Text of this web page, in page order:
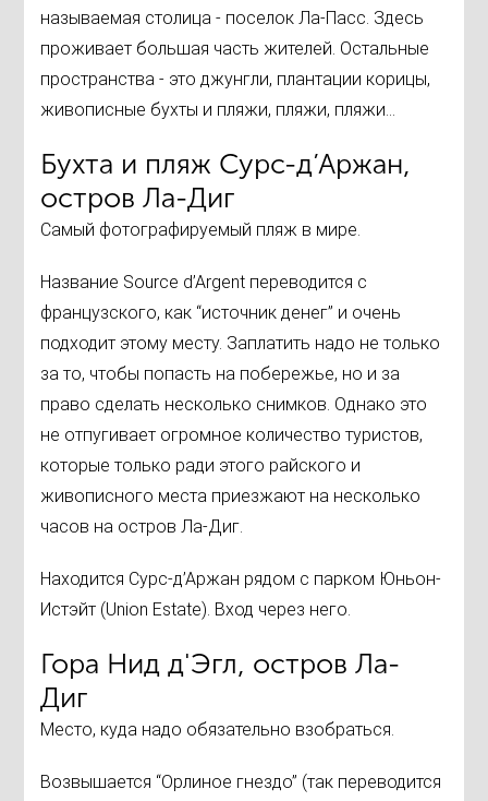
называемая столица - поселок Ла-Пасс. Здесь
проживает большая часть жителей. Остальные
пространства - это джунгли, плантации корицы,
живописные бухты и пляжи, пляжи, пляжи...
Бухта и пляж Сурс-д’Аржан,
остров Ла-Диг
Самый фотографируемый пляж в мире.
Название Source d’Argent переводится с
французского, как “источник денег” и очень
подходит этому месту. Заплатить надо не только
за то, чтобы попасть на побережье, но и за
право сделать несколько снимков. Однако это
не отпугивает огромное количество туристов,
которые только ради этого райского и
живописного места приезжают на несколько
часов на остров Ла-Диг.
Находится Сурс-д’Аржан рядом с парком Юньон-
Истэйт (Union Estate). Вход через него.
Гора Нид д'Эгл, остров Ла-
Диг
Место, куда надо обязательно взобраться.
Возвышается “Орлиное гнездо” (так переводится